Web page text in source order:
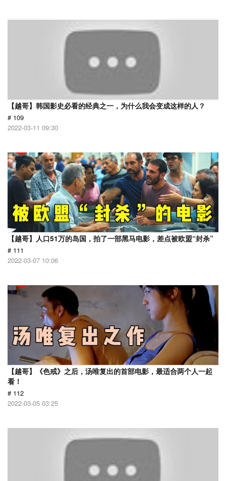
【越哥】韩国影史必看的经典之一，为什么我会变成这样的人？
# 109
2022-03-11 09:30
【越哥】人口51万的岛国，拍了一部黑马电影，差点被欧盟“封杀”
# 111
2022-03-07 10:06
【越哥】《色戒》之后，汤唯复出的首部电影，最适合两个人一起
看！
# 112
2022-03-05 03:25